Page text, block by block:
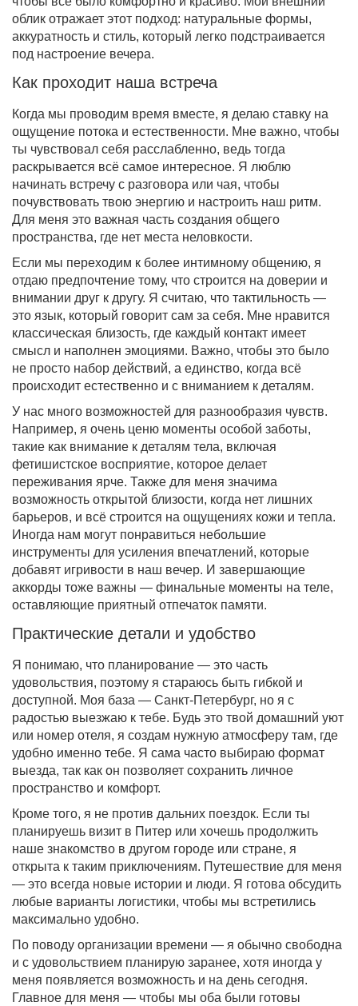
облик отражает этот подход: натуральные формы,
аккуратность и стиль, который легко подстраивается
под настроение вечера.
Как проходит наша встреча
Когда мы проводим время вместе, я делаю ставку на
ощущение потока и естественности. Мне важно, чтобы
ты чувствовал себя расслабленно, ведь тогда
раскрывается всё самое интересное. Я люблю
начинать встречу с разговора или чая, чтобы
почувствовать твою энергию и настроить наш ритм.
Для меня это важная часть создания общего
пространства, где нет места неловкости.
Если мы переходим к более интимному общению, я
отдаю предпочтение тому, что строится на доверии и
внимании друг к другу. Я считаю, что тактильность —
это язык, который говорит сам за себя. Мне нравится
классическая близость, где каждый контакт имеет
смысл и наполнен эмоциями. Важно, чтобы это было
не просто набор действий, а единство, когда всё
происходит естественно и с вниманием к деталям.
У нас много возможностей для разнообразия чувств.
Например, я очень ценю моменты особой заботы,
такие как внимание к деталям тела, включая
фетишистское восприятие, которое делает
переживания ярче. Также для меня значима
возможность открытой близости, когда нет лишних
барьеров, и всё строится на ощущениях кожи и тепла.
Иногда нам могут понравиться небольшие
инструменты для усиления впечатлений, которые
добавят игривости в наш вечер. И завершающие
аккорды тоже важны — финальные моменты на теле,
оставляющие приятный отпечаток памяти.
Практические детали и удобство
Я понимаю, что планирование — это часть
удовольствия, поэтому я стараюсь быть гибкой и
доступной. Моя база — Санкт-Петербург, но я с
радостью выезжаю к тебе. Будь это твой домашний уют
или номер отеля, я создам нужную атмосферу там, где
удобно именно тебе. Я сама часто выбираю формат
выезда, так как он позволяет сохранить личное
пространство и комфорт.
Кроме того, я не против дальних поездок. Если ты
планируешь визит в Питер или хочешь продолжить
наше знакомство в другом городе или стране, я
открыта к таким приключениям. Путешествие для меня
— это всегда новые истории и люди. Я готова обсудить
любые варианты логистики, чтобы мы встретились
максимально удобно.
По поводу организации времени — я обычно свободна
и с удовольствием планирую заранее, хотя иногда у
меня появляется возможность и на день сегодня.
Главное для меня — чтобы мы оба были готовы